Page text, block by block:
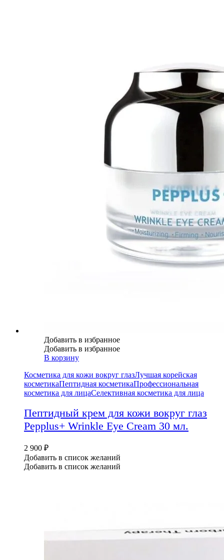
Добавить в избранное
Добавить в избранное
В корзину
Косметика для кожи вокруг глазЛучшая корейская
косметикаПептидная косметикаПрофессиональная
косметика для лицаСелективная косметика для лица
Пептидный крем для кожи вокруг глаз
Pepplus+ Wrinkle Eye Cream 30 мл.
2 900 ₽
Добавить в список желаний
Добавить в список желаний